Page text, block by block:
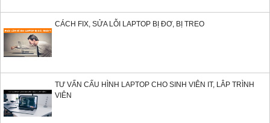
CÁCH FIX, SỬA LỖI LAPTOP BỊ ĐƠ, BỊ TREO
TƯ VẤN CẤU HÌNH LAPTOP CHO SINH VIÊN IT, LÂP TRÌNH
VIÊN